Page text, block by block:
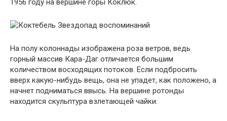
На полу колоннады изображена роза ветров, ведь
горный массив Кара-Даг отличается большим
количеством восходящих потоков. Если подбросить
вверх какую-нибудь вещь, она не упадет, как положено, а
начнет подниматься ввысь. На вершине ротонды
находится скульптура взлетающей чайки.